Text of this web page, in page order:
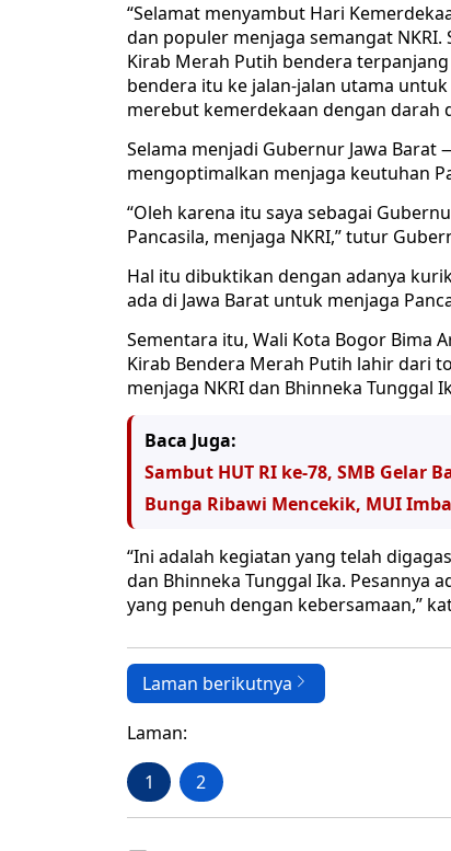
“Selamat menyambut Hari
dan populer menjaga semangat
Kirab Merah Putih bendera
bendera itu ke jalan-jalan utama
merebut kemerdekaan dengan darah
Selama menjadi Gubernur Jawa
mengoptimalkan menjaga keutuhan
“Oleh karena itu saya sebagai
Pancasila, menjaga NKRI,” tutur
Hal itu dibuktikan dengan adanya
ada di Jawa Barat untuk menjaga
Sementara itu, Wali Kota Bogor Bima
Kirab Bendera Merah Putih lahir dari
menjaga NKRI dan Bhinneka Tunggal
Baca Juga:
Sambut HUT RI ke-78, SMB Gelar
Bunga Ribawi Mencekik, MUI
“Ini adalah kegiatan yang telah
dan Bhinneka Tunggal Ika. Pesannya
yang penuh dengan kebersamaan,”
Laman berikutnya
Laman:
1 2